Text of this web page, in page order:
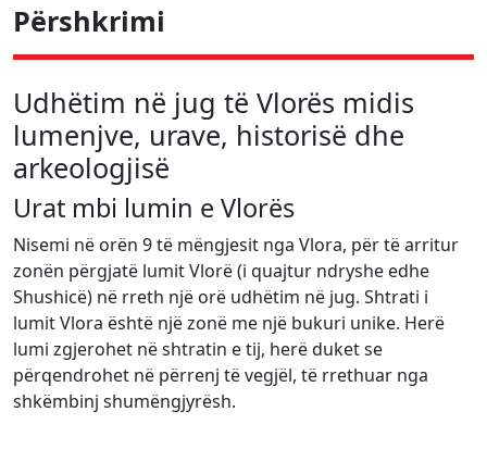
Përshkrimi
Udhëtim në jug të Vlorës midis
lumenjve, urave, historisë dhe
arkeologjisë
Urat mbi lumin e Vlorës
Nisemi në orën 9 të mëngjesit nga Vlora, për të arritur
zonën përgjatë lumit Vlorë (i quajtur ndryshe edhe
Shushicë) në rreth një orë udhëtim në jug. Shtrati i
lumit Vlora është një zonë me një bukuri unike. Herë
lumi zgjerohet në shtratin e tij, herë duket se
përqendrohet në përrenj të vegjël, të rrethuar nga
shkëmbinj shumëngjyrësh.